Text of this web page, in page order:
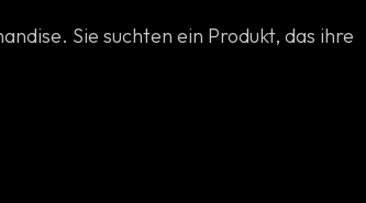
Sie suchten ein Produkt, das ihre